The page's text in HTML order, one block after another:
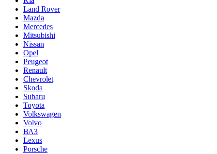
Land Rover
Mazda
Merсedes
Mitsubishi
Nissan
Opel
Peugeot
Renault
Chevrolet
Skoda
Subaru
Toyota
Volkswagen
Volvo
ВАЗ
Lexus
Porsche